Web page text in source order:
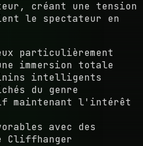
créant une tension
le spectateur en
particulièrement
immersion totale
intelligents
du genre
maintenant l'intérêt
avec des
Cliffhanger